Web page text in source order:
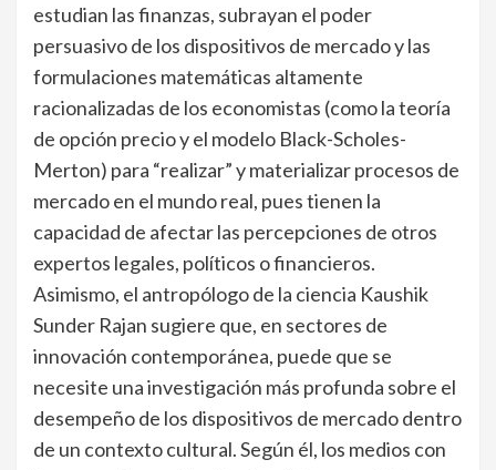
estudian las finanzas, subrayan el poder
persuasivo de los dispositivos de mercado y las
formulaciones matemáticas altamente
racionalizadas de los economistas (como la teoría
de opción precio y el modelo Black-Scholes-
Merton) para “realizar” y materializar procesos de
mercado en el mundo real, pues tienen la
capacidad de afectar las percepciones de otros
expertos legales, políticos o financieros.
Asimismo, el antropólogo de la ciencia Kaushik
Sunder Rajan sugiere que, en sectores de
innovación contemporánea, puede que se
necesite una investigación más profunda sobre el
desempeño de los dispositivos de mercado dentro
de un contexto cultural. Según él, los medios con